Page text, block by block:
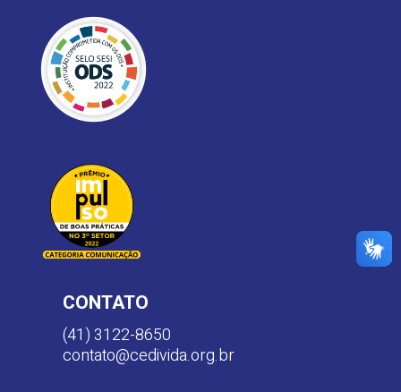
CONTATO
(41) 3122-8650
contato@cedivida.org.br